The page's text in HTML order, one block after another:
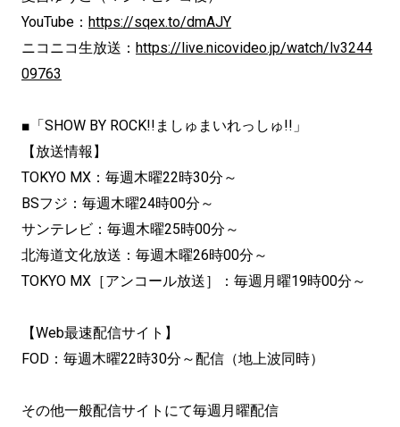
YouTube： https://sqex.to/dmAJY
ニコニコ生放送： https://live.nicovideo.jp/watch/lv3244
09763
■「SHOW BY ROCK!!ましゅまいれっしゅ!!」
【放送情報】
TOKYO MX：毎週木曜22時30分～
BSフジ：毎週木曜24時00分～
サンテレビ：毎週木曜25時00分～
北海道文化放送：毎週木曜26時00分～
TOKYO MX［アンコール放送］：毎週月曜19時00分～
【Web最速配信サイト】
FOD：毎週木曜22時30分～配信（地上波同時）
その他一般配信サイトにて毎週月曜配信